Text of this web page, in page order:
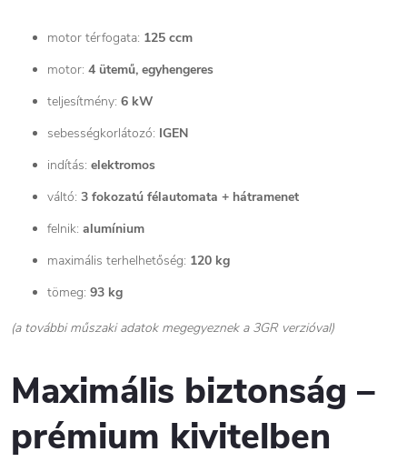
motor térfogata: 125 ccm
motor: 4 ütemű, egyhengeres
teljesítmény: 6 kW
sebességkorlátozó: IGEN
indítás: elektromos
váltó: 3 fokozatú félautomata + hátramenet
felnik: alumínium
maximális terhelhetőség: 120 kg
tömeg: 93 kg
(a további műszaki adatok megegyeznek a 3GR verzióval)
Maximális biztonság –
prémium kivitelben